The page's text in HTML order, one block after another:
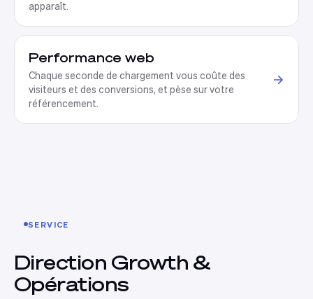
apparaît.
Performance web
Chaque seconde de chargement vous coûte des
visiteurs et des conversions, et pèse sur votre
référencement.
SERVICE
Direction Growth &
Opérations